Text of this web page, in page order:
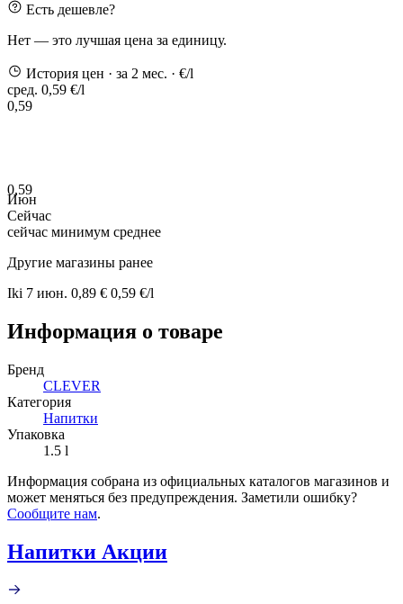
Есть дешевле?
Нет — это лучшая цена за единицу.
История цен · за 2 мес. · €/l
сред. 0,59 €/l
0,59
0,59
Июн
Сейчас
сейчас минимум среднее
Другие магазины ранее
Iki 7 июн. 0,89 € 0,59 €/l
Информация о товаре
Бренд
CLEVER
Категория
Напитки
Упаковка
1.5 l
Информация собрана из официальных каталогов магазинов и
может меняться без предупреждения. Заметили ошибку?
Сообщите нам.
Напитки Акции